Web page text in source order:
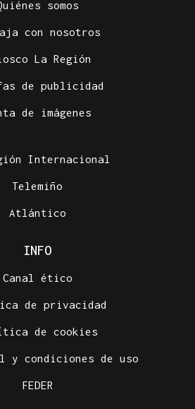
somos
con nosotros
La Región
de publicidad
de imágenes
Internacional
Telemiño
Atlántico
INFO
Canal ético
de privacidad
de cookies
y condiciones de uso
FEDER